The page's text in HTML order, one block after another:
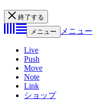
終了する
メニュー
メニュー
Live
Push
Move
Note
Link
ショップ